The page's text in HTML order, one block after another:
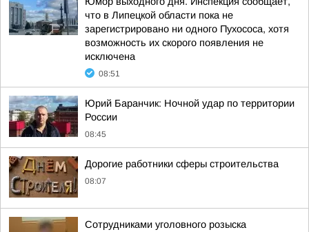
что в Липецкой области пока не
зарегистрировано ни одного Пухососа, хотя
возможность их скорого появления не
исключена
08:51
Юрий Баранчик: Ночной удар по территории
России
08:45
Дорогие работники сферы строительства
08:07
Сотрудниками уголовного розыска